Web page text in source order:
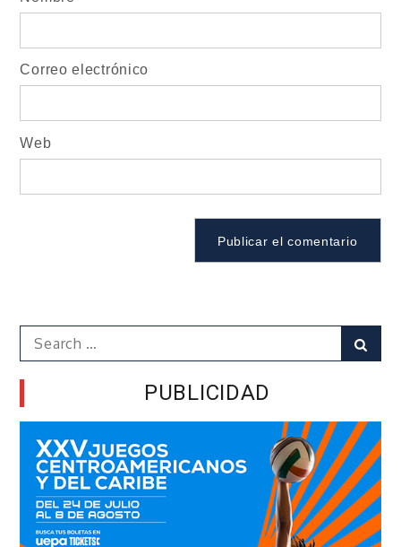
Correo electrónico
Web
Search
for:
PUBLICIDAD